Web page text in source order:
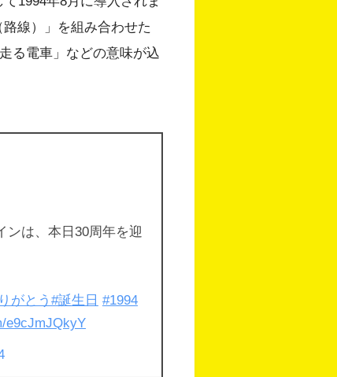
線）」を組み合わせた
る電車」などの意味が込
ンは、本日30周年を迎
がとう #誕生日 #1994
e9cJmJQkyY